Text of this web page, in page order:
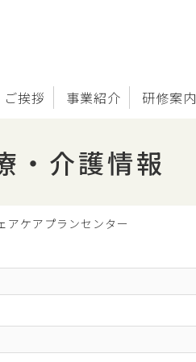
ご挨拶 事業紹介 研修案内
・介護情報
アケアプランセンター